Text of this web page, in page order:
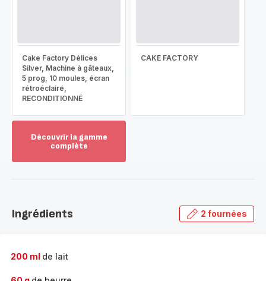
Cake Factory Délices
Silver, Machine à gâteaux,
5 prog, 10 moules, écran
rétroéclairé,
RECONDITIONNÉ
CAKE FACTORY
Découvrir la gamme
complète
gamme
Ingrédients 2 fournées
200 ml de lait